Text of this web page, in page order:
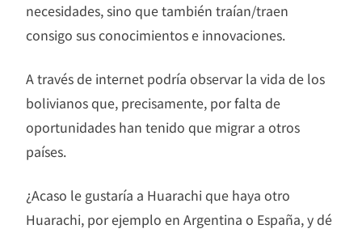
necesidades, sino que también traían/traen
consigo sus conocimientos e innovaciones.
A través de internet podría observar la vida de los
bolivianos que, precisamente, por falta de
oportunidades han tenido que migrar a otros
países.
¿Acaso le gustaría a Huarachi que haya otro
Huarachi, por ejemplo en Argentina o España, y dé